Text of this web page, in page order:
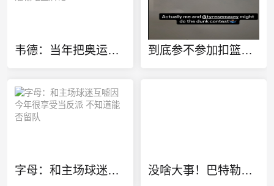
韦德：当年把奥运铜牌送人了我真的很蠢 当时我们被灌输唯金牌论 到底参不参加扣篮大赛？埃奇库姆刚又发文：我和马克西可能会参加
字母：和主场球迷互嘘因今年很享受当反派 不知道能否留队 没啥大事！巴特勒还有心情玩梗：只是全身酸痛 我很快就会回来！